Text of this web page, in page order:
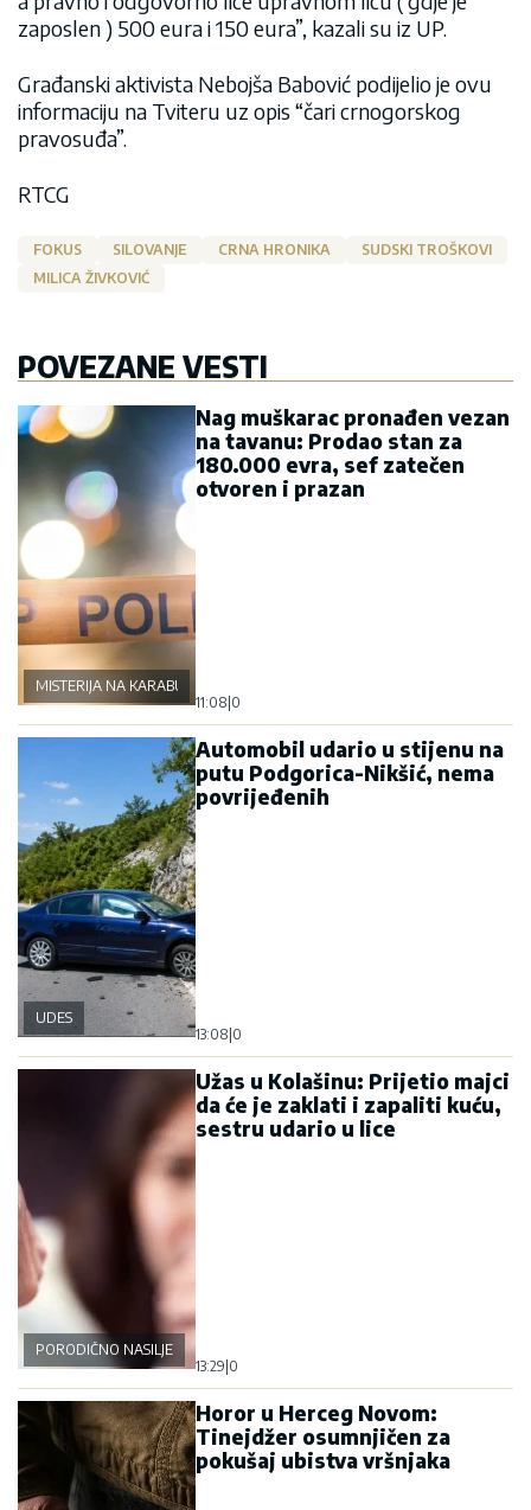
zaposlen ) 500 eura i 150 eura”, kazali su iz UP.
Građanski aktivista Nebojša Babović podijelio je ovu
informaciju na Tviteru uz opis “čari crnogorskog
pravosuđa”.
RTCG
FOKUS SILOVANJE CRNA HRONIKA
SUDSKI TROŠKOVI
MILICA ŽIVKOVIĆ
POVEZANE VESTI
MISTERIJA NA KARABURMI
Nag muškarac pronađen vezan
na tavanu: Prodao stan za
180.000 evra, sef zatečen
otvoren i prazan
11:08 0
UDES
Automobil udario u stijenu na
putu Podgorica-Nikšić, nema
povrijeđenih
13:08 0
PORODIČNO NASILJE
Užas u Kolašinu: Prijetio majci
da će je zaklati i zapaliti kuću,
sestru udario u lice
13:29 0
Horor u Herceg Novom:
Tinejdžer osumnjičen za
pokušaj ubistva vršnjaka